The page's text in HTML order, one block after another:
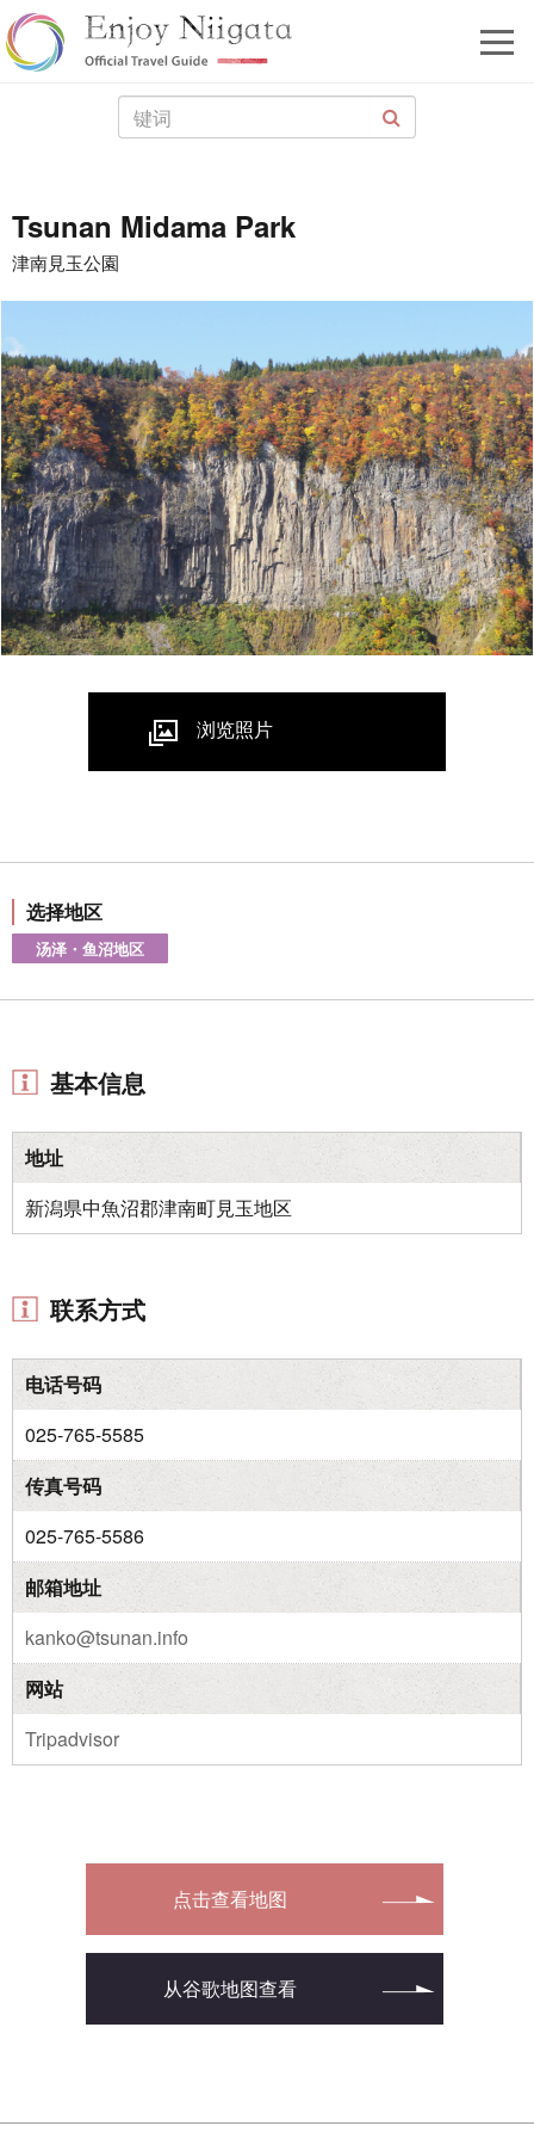
Tsunan Midama Park
津南見玉公園
浏览照片
选择地区
汤泽・鱼沼地区
基本信息
地址
新潟県中魚沼郡津南町見玉地区
联系方式
电话号码
025-765-5585
传真号码
025-765-5586
邮箱地址
kanko@tsunan.info
网站
Tripadvisor
点击查看地图
从谷歌地图查看